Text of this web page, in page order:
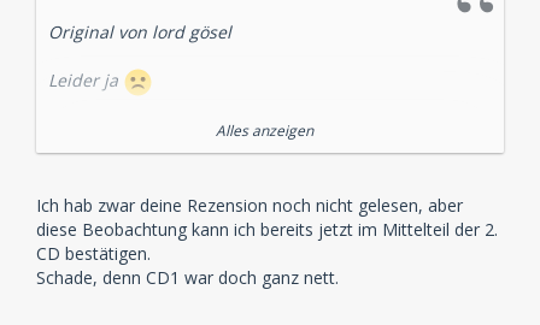
Original von lord gösel
Leider ja
Nach der ersten CD war bei mir noch fast alles offen.
alles werden. Richtig geil, durchschnittlich oder auch
noch richtig schlecht. Und ab CD 2 beginnt dann der
Kaugummi-Effekt, leider
Alles anzeigen
Ich hab zwar deine Rezension noch nicht gelesen, aber
diese Beobachtung kann ich bereits jetzt im Mittelteil der 2.
CD bestätigen.
Schade, denn CD1 war doch ganz nett.